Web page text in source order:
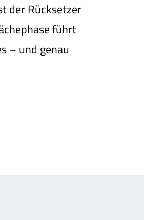
der Rücksetzer
führt
– und genau